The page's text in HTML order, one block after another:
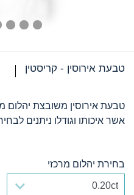
טבעת אירוסין - קריסטין
טבעת אירוסין משובצת יהלום
אשר איכותו וגודלו ניתנים
בחירת יהלום מרכזי
בחירת יהלום מרכזי